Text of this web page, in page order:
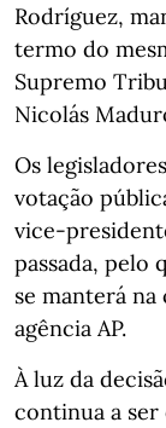
Rodríguez,
termo do
Supremo
Nicolás
Os
votação
vice-
passada, pelo
se manterá na
agência AP.
À luz da
continua a